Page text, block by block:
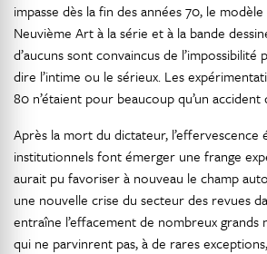
impasse dès la fin des années 70, le
Neuvième Art à la série et à la bande
d’aucuns sont convaincus de
dire l’intime ou le sérieux. Les
80 n’étaient pour beaucoup qu’un
Après la mort du dictateur, l’effervescence
institutionnels font émerger une frange
aurait pu favoriser à nouveau le champ
une nouvelle crise du secteur des revues
entraîne l’effacement de nombreux grands
qui ne parvinrent pas, à de rares